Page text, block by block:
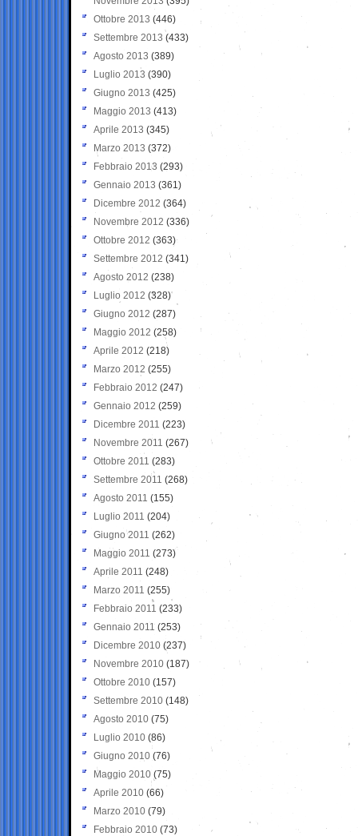
Ottobre 2013 (446)
Settembre 2013 (433)
Agosto 2013 (389)
Luglio 2013 (390)
Giugno 2013 (425)
Maggio 2013 (413)
Aprile 2013 (345)
Marzo 2013 (372)
Febbraio 2013 (293)
Gennaio 2013 (361)
Dicembre 2012 (364)
Novembre 2012 (336)
Ottobre 2012 (363)
Settembre 2012 (341)
Agosto 2012 (238)
Luglio 2012 (328)
Giugno 2012 (287)
Maggio 2012 (258)
Aprile 2012 (218)
Marzo 2012 (255)
Febbraio 2012 (247)
Gennaio 2012 (259)
Dicembre 2011 (223)
Novembre 2011 (267)
Ottobre 2011 (283)
Settembre 2011 (268)
Agosto 2011 (155)
Luglio 2011 (204)
Giugno 2011 (262)
Maggio 2011 (273)
Aprile 2011 (248)
Marzo 2011 (255)
Febbraio 2011 (233)
Gennaio 2011 (253)
Dicembre 2010 (237)
Novembre 2010 (187)
Ottobre 2010 (157)
Settembre 2010 (148)
Agosto 2010 (75)
Luglio 2010 (86)
Giugno 2010 (76)
Maggio 2010 (75)
Aprile 2010 (66)
Marzo 2010 (79)
Febbraio 2010 (73)